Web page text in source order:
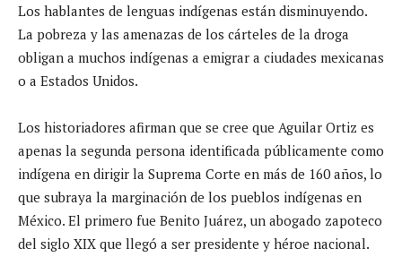
Los hablantes de lenguas indígenas están disminuyendo.
La pobreza y las amenazas de los cárteles de la droga
obligan a muchos indígenas a emigrar a ciudades mexicanas
o a Estados Unidos.
Los historiadores afirman que se cree que Aguilar Ortiz es
apenas la segunda persona identificada públicamente como
indígena en dirigir la Suprema Corte en más de 160 años, lo
que subraya la marginación de los pueblos indígenas en
México. El primero fue Benito Juárez, un abogado zapoteco
del siglo XIX que llegó a ser presidente y héroe nacional.